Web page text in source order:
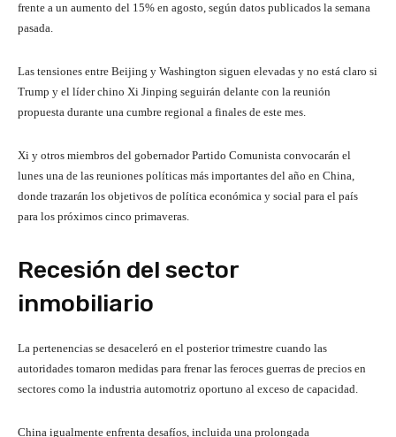
frente a un aumento del 15% en agosto, según datos publicados la semana
pasada.
Las tensiones entre Beijing y Washington siguen elevadas y no está claro si
Trump y el líder chino Xi Jinping seguirán delante con la reunión
propuesta durante una cumbre regional a finales de este mes.
Xi y otros miembros del gobernador Partido Comunista convocarán el
lunes una de las reuniones políticas más importantes del año en China,
donde trazarán los objetivos de política económica y social para el país
para los próximos cinco primaveras.
Recesión del sector
inmobiliario
La pertenencias se desaceleró en el posterior trimestre cuando las
autoridades tomaron medidas para frenar las feroces guerras de precios en
sectores como la industria automotriz oportuno al exceso de capacidad.
China igualmente enfrenta desafíos, incluida una prolongada